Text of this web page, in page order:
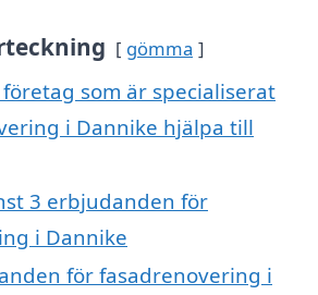
gömma
som är specialiserat
i Dannike hjälpa till
3 erbjudanden för
i Dannike
för fasadrenovering i